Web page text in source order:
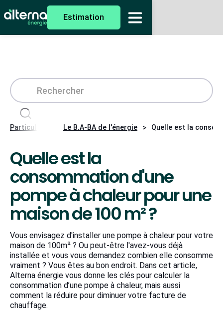
Estimation
Particuliers Le B.A-BA de l'énergie > Quelle est la
Quelle est la
consommation d'une
pompe à chaleur pour une
maison de 100 m² ?
Vous envisagez d'installer une pompe à chaleur pour votre
maison de 100m² ? Ou peut-être l'avez-vous déjà
installée et vous vous demandez combien elle consomme
vraiment ? Vous êtes au bon endroit. Dans cet article,
Alterna énergie vous donne les clés pour calculer la
consommation d’une pompe à chaleur, mais aussi
comment la réduire pour diminuer votre facture de
chauffage.